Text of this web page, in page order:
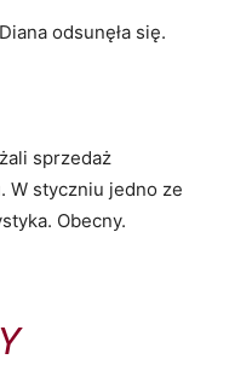
odsunęła się.
sprzedaż
W styczniu jedno ze
Obecny.